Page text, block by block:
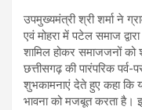
उपमुख्यमंत्री श्री शर्मा ने
एवं मोहरा में पटेल समाज
शामिल होकर समाजजनों
छत्तीसगढ़ की पारंपरिक पर्व-
शुभकामनाएं देते हुए कहा कि
भावना को मजबूत करता है।